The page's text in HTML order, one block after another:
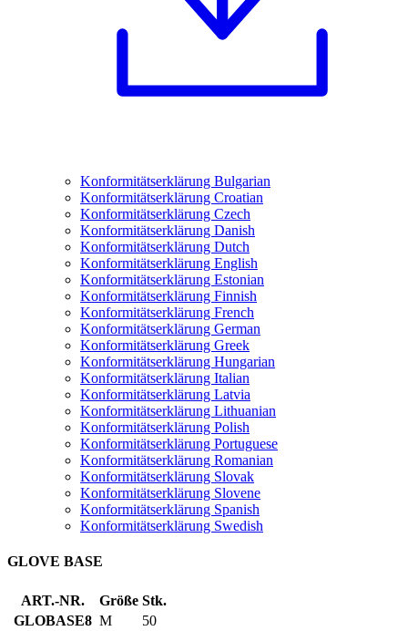
Konformitätserklärung Bulgarian
Konformitätserklärung Croatian
Konformitätserklärung Czech
Konformitätserklärung Danish
Konformitätserklärung Dutch
Konformitätserklärung English
Konformitätserklärung Estonian
Konformitätserklärung Finnish
Konformitätserklärung French
Konformitätserklärung German
Konformitätserklärung Greek
Konformitätserklärung Hungarian
Konformitätserklärung Italian
Konformitätserklärung Latvia
Konformitätserklärung Lithuanian
Konformitätserklärung Polish
Konformitätserklärung Portuguese
Konformitätserklärung Romanian
Konformitätserklärung Slovak
Konformitätserklärung Slovene
Konformitätserklärung Spanish
Konformitätserklärung Swedish
GLOVE BASE
ART.-NR. Größe Stk.
GLOBASE8 M
50